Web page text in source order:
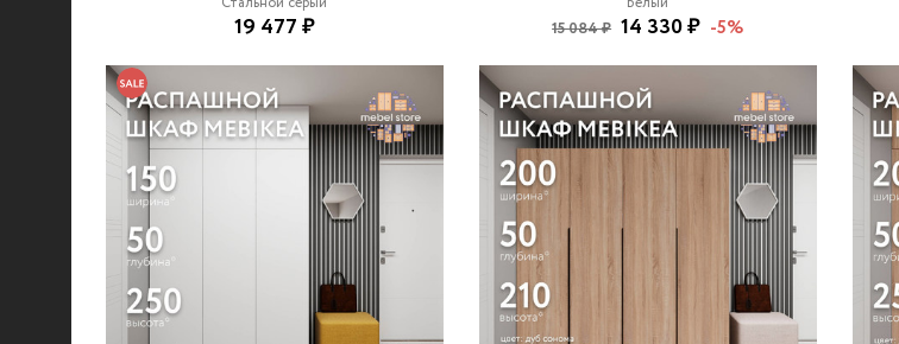
19 477 ₽ 15 084 ₽ 14 330 ₽ -5%